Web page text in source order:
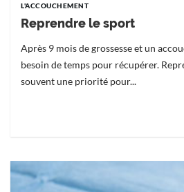
L'ACCOUCHEMENT
Reprendre le sport
Après 9 mois de grossesse et un
besoin de temps pour récupérer.
souvent une priorité pour...